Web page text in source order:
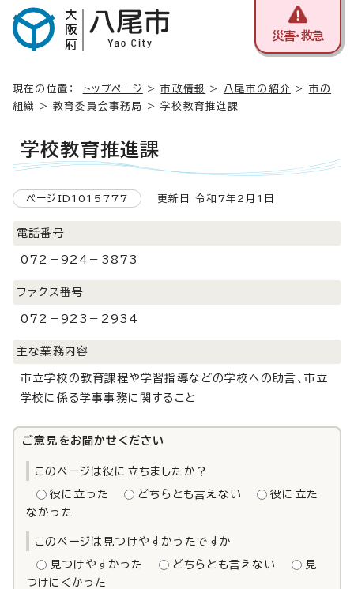
災害・救急
現在の位置： トップページ >市政情報 > 八尾市の紹介 > 市の
組織
>教育委員会事務局 > 学校教育推進課
学校教育推進課
ページID1015777 更新日 令和7年2月1日
電話番号
072－924－3873
ファクス番号
072－923－2934
主な業務内容
市立学校の教育課程や学習指導などの学校への助言、市立
学校に係る学事事務に関すること
ご意見をお聞かせください
このページは役に立ちましたか？
役に立った どちらとも言えない
役に立た
なかった
このページは見つけやすかったですか
見つけやすかった どちらとも言えない
見
つけにくかった